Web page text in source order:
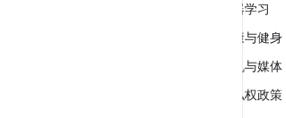
机器学习
健康与健身
相机与媒体
隐私权政策